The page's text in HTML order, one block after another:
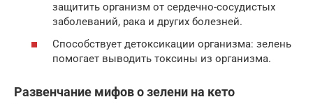
защитить организм от сердечно-сосудистых
заболеваний, рака и других болезней.
Способствует детоксикации организма: зелень
помогает выводить токсины из организма.
Развенчание мифов о зелени на кето